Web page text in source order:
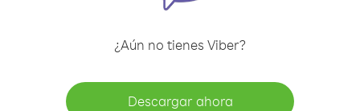
¿Aún no tienes Viber?
Descargar ahora